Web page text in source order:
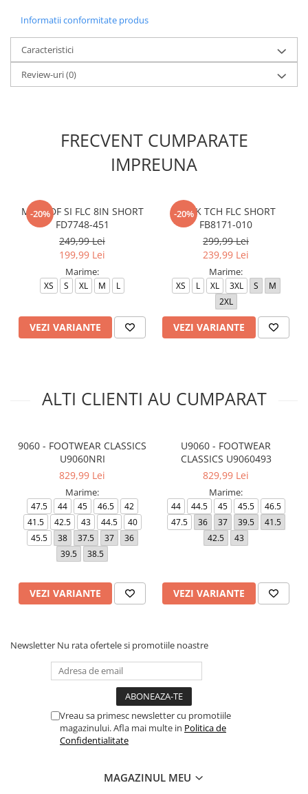
Informatii conformitate produs
Caracteristici
Review-uri(0)
FRECVENT CUMPARATE
IMPREUNA
-20%
M NK DF SI FLC 8IN SHORT
FD7748-451
249,99 Lei
199,99 Lei
Marime:
XS S XL M L
VEZI VARIANTE
-20%
M NK TCH FLC SHORT
FB8171-010
299,99 Lei
239,99 Lei
Marime:
XS L XL 3XL S
M
2XL
VEZI VARIANTE
ALTI CLIENTI AU CUMPARAT
9060 - FOOTWEAR CLASSICS
U9060NRI
829,99 Lei
Marime:
47.5 44 45 46.5
42
41.5
42.5 43 44.5
40
45.5
38 37.5 37
36
39.5
38.5
VEZI VARIANTE
U9060 - FOOTWEAR
CLASSICS U9060493
829,99 Lei
Marime:
44 44.5 45 45.5
46.5
47.5
36 37 39.5
41.5
42.5
43
VEZI VARIANTE
Newsletter Nu rata ofertele si promotiile noastre
Vreau sa primesc newsletter cu promotiile
magazinului. Afla mai multe in Politica de
Confidentialitate
MAGAZINUL MEU